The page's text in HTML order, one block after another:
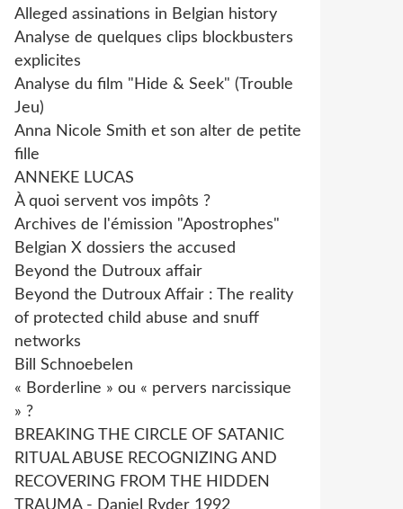
Alleged assinations in Belgian history
Analyse de quelques clips blockbusters
explicites
Analyse du film "Hide & Seek" (Trouble
Jeu)
Anna Nicole Smith et son alter de petite
fille
ANNEKE LUCAS
À quoi servent vos impôts ?
Archives de l'émission "Apostrophes"
Belgian X dossiers the accused
Beyond the Dutroux affair
Beyond the Dutroux Affair : The reality
of protected child abuse and snuff
networks
Bill Schnoebelen
« Borderline » ou « pervers narcissique
» ?
BREAKING THE CIRCLE OF SATANIC
RITUAL ABUSE RECOGNIZING AND
RECOVERING FROM THE HIDDEN
TRAUMA - Daniel Ryder 1992